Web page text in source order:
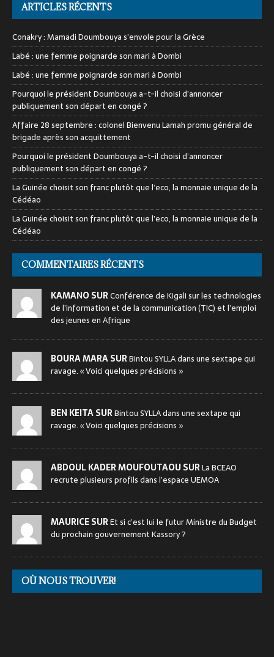
ARTICLES RÉCENTS
Conakry : Mamadi Doumbouya s’envole pour la Grèce
Labé : une femme poignarde son mari à Dombi
Labé : une femme poignarde son mari à Dombi
Pourquoi le président Doumbouya a-t-il choisi d’annoncer
publiquement son départ en congé ?
Affaire 28 septembre : colonel Bienvenu Lamah promu général de
brigade après son acquittement
Pourquoi le président Doumbouya a-t-il choisi d’annoncer
publiquement son départ en congé ?
La Guinée choisit son franc plutôt que l’eco, la monnaie unique de la
Cédéao
La Guinée choisit son franc plutôt que l’eco, la monnaie unique de la
Cédéao
COMMENTAIRES RÉCENTS
KAMANO SURConférence de Kigali sur les technologies
de l’information et de la communication (TIC) et l’emploi
des jeunes en Afrique
BOURA MARA SURBintou SYLLA dans une sextape qui
ravage. « Voici quelques précisions »
BEN KEITA SURBintou SYLLA dans une sextape qui
ravage. « Voici quelques précisions »
ABDOUL KADER MOUFOUTAOU SURLa BCEAO
recrute plusieurs profils dans l’espace UEMOA
MAURICE SUREt si c’est lui le futur Ministre du Budget
du prochain gouvernement Kassory ?
OÙ NOUS TROUVER!